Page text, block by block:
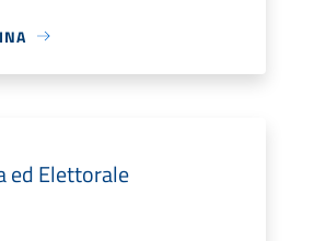
ed Elettorale